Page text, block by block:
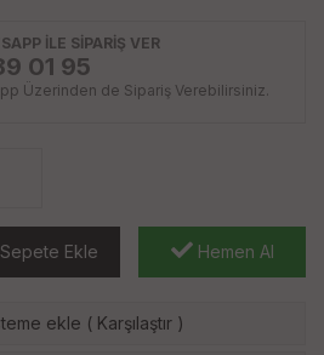
İLE SİPARİŞ VER
01 95
Üzerinden de Sipariş Verebilirsiniz.
Ekle Hemen Al
ekle ( Karşılaştır )